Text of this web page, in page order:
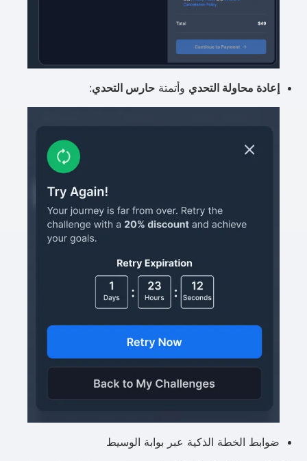
إعادة محاولة التحدي وأتمتة حارس التحدي:
ضوابط الخطة الذكية عبر بوابة الوسيط